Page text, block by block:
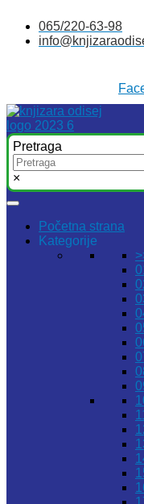
sadržaj
065/220-63-98
Pretraga
×
Početna strana
Kategorije